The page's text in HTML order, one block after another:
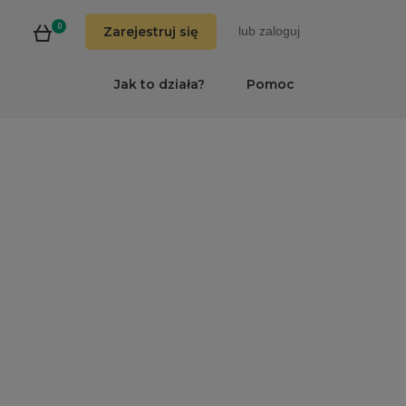
0 Zarejestruj się lub zaloguj
Pomoc
Jak to działa?